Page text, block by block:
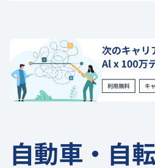
自動車・自